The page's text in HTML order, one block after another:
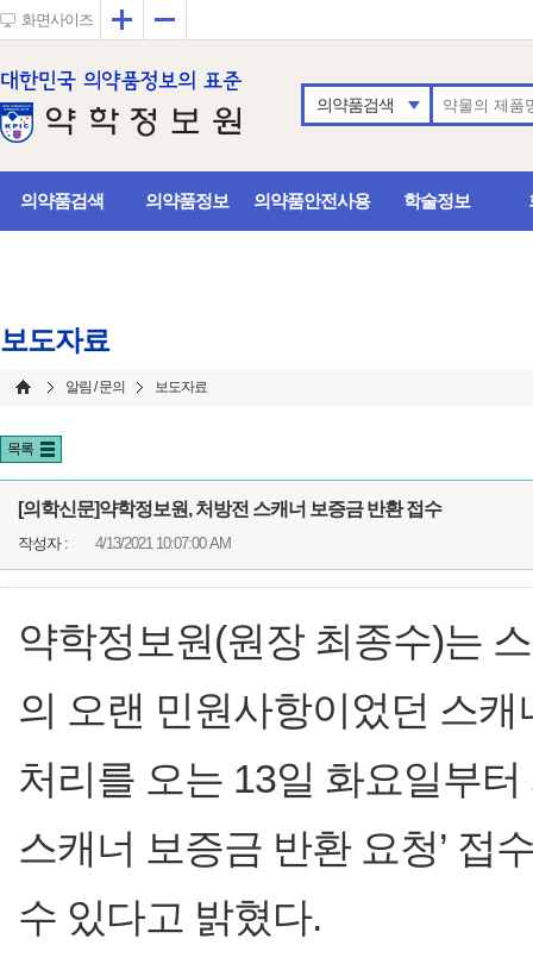
화면사이즈 확대
의약품검색
의약품검색 의약품정보 의약품안전사용 학술정보
보도자료
알림 / 문의 보도자료
목록
[의학신문]약학정보원, 처방전 스캐너 보증금 반환 접수
작성자 : 4/13/2021 10:07:00 AM
약학정보원(원장 최종수)는
의 오랜 민원사항이었던 스
처리를 오는 13일 화요일부
스캐너 보증금 반환 요청’ 접
수 있다고 밝혔다.